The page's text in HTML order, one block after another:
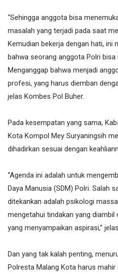
“Sehingga anggota bisa
masalah yang terjadi pada saat
Kemudian bekerja dengan hati, ini
bahwa seorang anggota Polri bisa
Menganggap bahwa menjadi
profesi, yang harus diemban
jelas Kombes Pol Buher.
Pada kesempatan yang sama,
Kota Kompol Mey Suryaningsih
dihadirkan sesuai dengan
“Agenda ini adalah untuk
Daya Manusia (SDM) Polri. Salah
ditekankan adalah psikologi
mengetahui tindakan yang
yang menyampaikan aspirasi,”
Dan yang tak kalah penting,
Polresta Malang Kota harus